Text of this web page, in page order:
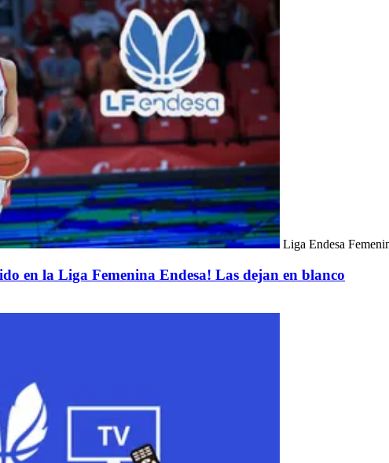
Liga Endesa
en la Liga Femenina Endesa! Las dejan en blanco